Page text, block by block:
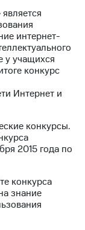
интернет-
у учащихся
конкурс
Интернет и
конкурсы.
2015 года по
конкурса
знание